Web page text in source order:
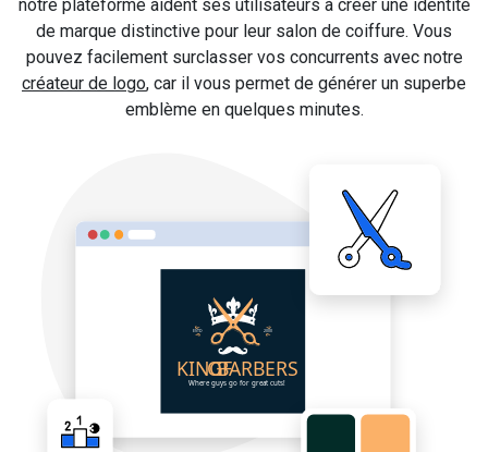
notre plateforme aident ses utilisateurs à créer une identité
de marque distinctive pour leur salon de coiffure. Vous
pouvez facilement surclasser vos concurrents avec notre
créateur de logo, car il vous permet de générer un superbe
emblème en quelques minutes.